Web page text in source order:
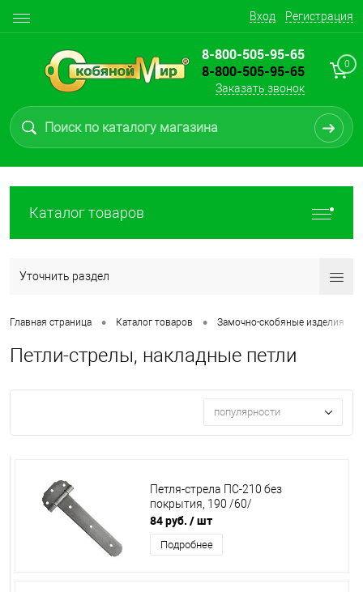
Вход Регистрация
8-800-505-95-65
8-800-505-95-65
Заказать звонок
0
Каталог товаров
Уточнить раздел
Главная страница • Каталог товаров • Замочно-скобяные изделия
Петли-стрелы, накладные петли
популярности
Петля-стрела ПС-210 без
покрытия, 190 /60/
84 руб. / шт
Подробнее